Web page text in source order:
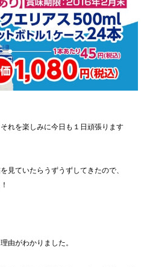
れを楽しみに今日も１日頑張ります
見ていたらうずうずしてきたので、
由がわかりました。